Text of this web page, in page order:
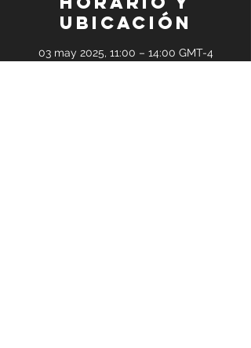
ubicación
03 may 2025, 11:00 – 14:00 GMT-4